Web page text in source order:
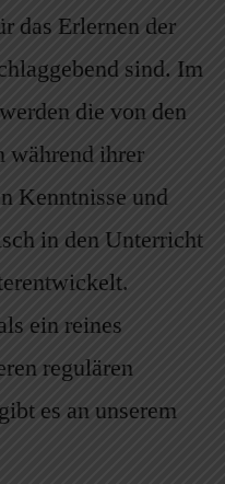
das Erlernen der
sind. Im
die von den
während ihrer
Kenntnisse und
in den Unterricht
ein reines
regulären
es an unserem